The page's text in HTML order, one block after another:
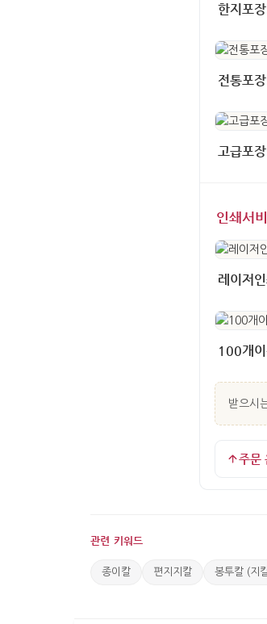
한지포장
전통포장
고급포장
인쇄서
레이저인
100개
받으시
주문
관련 키워드
종이칼 편지지칼 봉투칼 (지